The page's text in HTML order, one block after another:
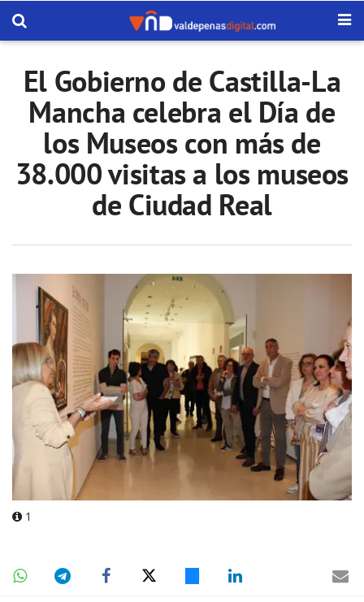
El Gobierno de Castilla-La
Mancha celebra el Día de
los Museos con más de
38.000 visitas a los museos
de Ciudad Real
1